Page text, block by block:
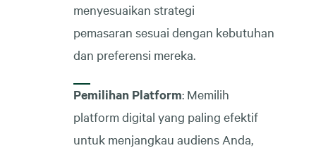
menyesuaikan strategi
pemasaran sesuai dengan kebutuhan
dan preferensi mereka.
Pemilihan Platform: Memilih
platform digital yang paling efektif
untuk menjangkau audiens Anda,